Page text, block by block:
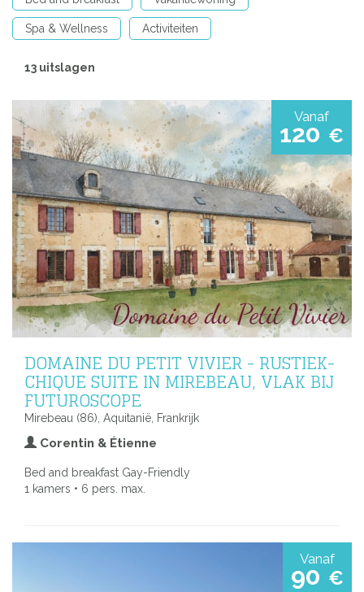
Spa & Wellness Activiteiten
13 uitslagen
Vanaf
120 €
DOMAINE DU PETIT VIVIER - RUSTIEK-
CHIQUE SUITE IN MIREBEAU, VLAK BIJ
FUTUROSCOPE
Mirebeau (86), Aquitanië, Frankrijk
Corentin & Étienne
Bed and breakfast Gay-Friendly
1 kamers • 6 pers. max.
Vanaf
90 €